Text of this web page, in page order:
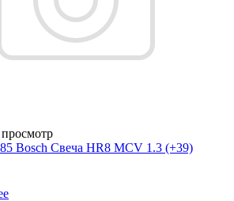
Bosch Свеча HR8 MCV 1.3 (+39)